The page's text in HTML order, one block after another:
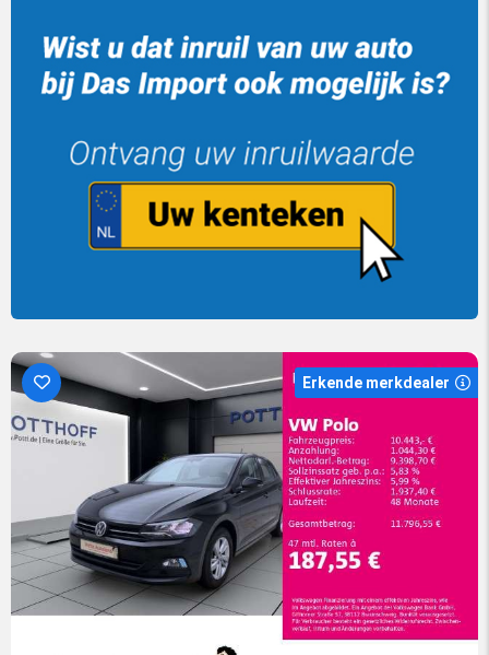
Erkende merkdealer